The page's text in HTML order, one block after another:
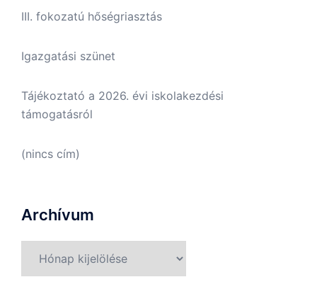
III. fokozatú hőségriasztás
Igazgatási szünet
Tájékoztató a 2026. évi iskolakezdési
támogatásról
(nincs cím)
Archívum